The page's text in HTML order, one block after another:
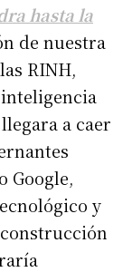
hasta la
de nuestra
RINH,
a caer
Google,
y